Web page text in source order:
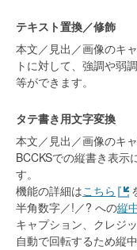
テキスト置換／修飾
本文／見出／画像のキ
トに対して、強調や弱
等ができます。
タテ書き用文字変換
本文／見出／画像のキ
BCCKSでの縦書き表示
す。
機能の詳細はこちら
半角数字／!／? への縦
キャプション、クレジ
自動で回転するため縦